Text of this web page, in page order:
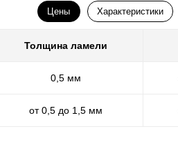
Цены Характеристики
Толщина ламели
0,5 мм
от 0,5 до 1,5 мм